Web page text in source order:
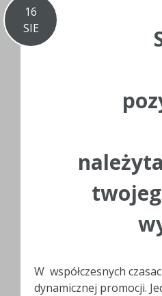
16
SIE
W współczesnych
dynamicznej promocji.